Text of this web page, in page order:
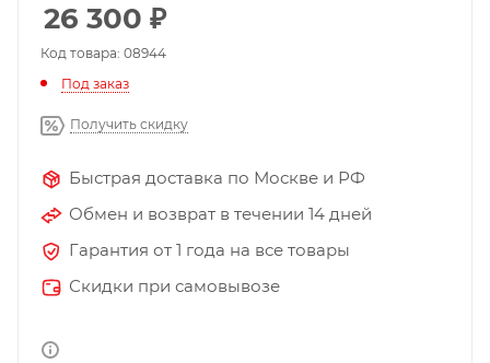
26 300 ₽
Код товара: 08944
Под заказ
Получить скидку
Быстрая доставка по Москве и РФ
Обмен и возврат в течении 14 дней
Гарантия от 1 года на все товары
Скидки при самовывозе